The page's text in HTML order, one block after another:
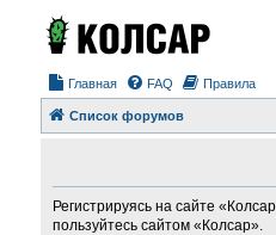
Главная FAQ Правила
Список форумов
Регистрируясь на сайте
пользуйтесь сайтом «Колсар».